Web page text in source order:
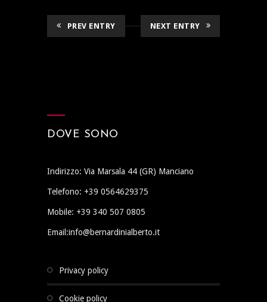
PREV ENTRY NEXT ENTRY
DOVE SONO
Indirizzo: Via Marsala 44 (GR) Manciano
Telefono: +39 0564629375
Mobile: +39 340 507 0805
Email:info@bernardinialberto.it
privacy policy
cookie policy